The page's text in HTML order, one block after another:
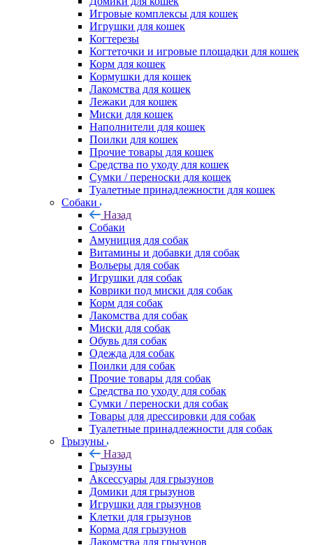
Игровые комплексы для кошек
Игрушки для кошек
Когтерезы
Когтеточки и игровые площадки для кошек
Корм для кошек
Кормушки для кошек
Лакомства для кошек
Лежаки для кошек
Миски для кошек
Наполнители для кошек
Поилки для кошек
Прочие товары для кошек
Средства по уходу для кошек
Сумки / переноски для кошек
Туалетные принадлежности для кошек
Собаки
Назад
Собаки
Амуниция для собак
Витамины и добавки для собак
Вольеры для собак
Игрушки для собак
Коврики под миски для собак
Корм для собак
Лакомства для собак
Миски для собак
Обувь для собак
Одежда для собак
Поилки для собак
Прочие товары для собак
Средства по уходу для собак
Сумки / переноски для собак
Товары для дрессировки для собак
Туалетные принадлежности для собак
Грызуны
Назад
Грызуны
Аксессуары для грызунов
Домики для грызунов
Игрушки для грызунов
Клетки для грызунов
Корма для грызунов
Лакомства для грызунов